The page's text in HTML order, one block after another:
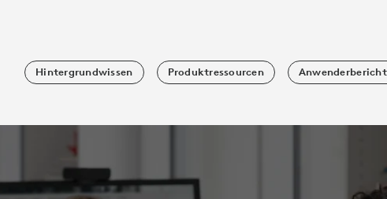
Hintergrundwissen Produktressourcen